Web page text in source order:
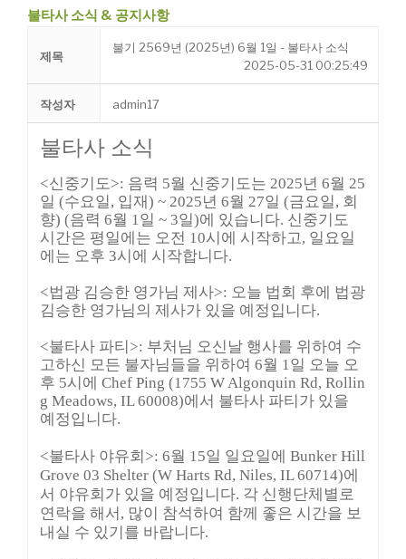
불타사 소식 & 공지사항
제목
불기 2569년 (2025년) 6월 1일 - 불타사 소식
2025-05-31 00:25:49
작성자 admin17
불타사 소식
<신중기도>: 음력 5월 신중기도는 2025년 6월 25
일 (수요일, 입재) ~ 2025년 6월 27일 (금요일, 회
향) (음력 6월 1일 ~ 3일)에 있습니다. 신중기도
시간은 평일에는 오전 10시에 시작하고, 일요일
에는 오후 3시에 시작합니다.
<법광 김승한 영가님 제사>: 오늘 법회 후에 법광
김승한 영가님의 제사가 있을 예정입니다.
<불타사 파티 >: 부처님 오신날 행사를 위하여 수
고하신 모든 불자님들을 위하여 6월 1일 오늘 오
후 5시에 Chef Ping (1755 W Algonquin Rd, Rollin
g Meadows, IL 60008)에서 불타사 파티가 있을
예정입니다.
<불타사 야유회 >: 6월 15일 일요일에 Bunker Hill
Grove 03 Shelter (W Harts Rd, Niles, IL 60714)에
서 야유회가 있을 예정입니다. 각 신행단체별로
연락을 해서, 많이 참석하여 함께 좋은 시간을 보
내실 수 있기를 바랍니다.